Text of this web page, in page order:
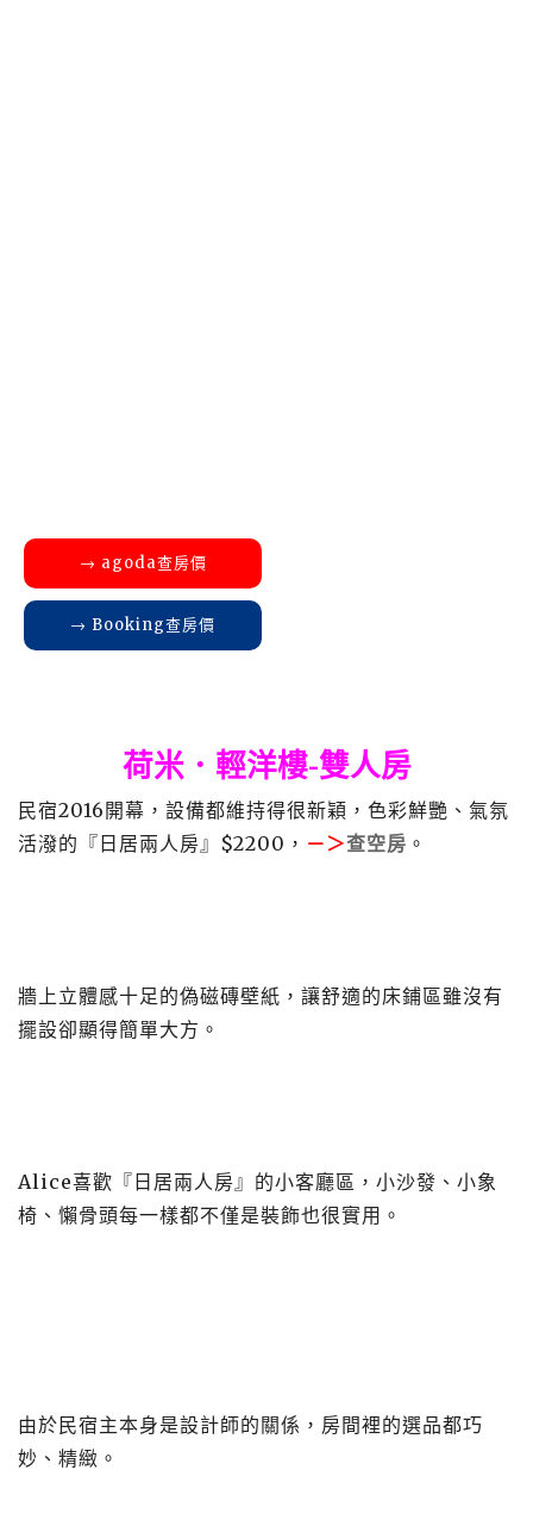
→ agoda查房價
→ Booking查房價
荷米．輕洋樓-雙人房
民宿2016開幕，設備都維持得很新穎，色彩鮮艷、氣氛
活潑的『日居兩人房』$2200， －＞查空房 。
牆上立體感十足的偽磁磚壁紙，讓舒適的床鋪區雖沒有
擺設卻顯得簡單大方。
Alice喜歡『日居兩人房』的小客廳區，小沙發、小象
椅、懶骨頭每一樣都不僅是裝飾也很實用。
由於民宿主本身是設計師的關係，房間裡的選品都巧
妙、精緻。